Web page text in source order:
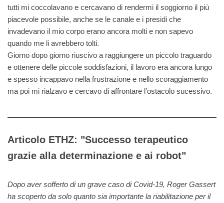
tutti mi coccolavano e cercavano di rendermi il soggiorno il più
piacevole possibile, anche se le canale e i presidi che
invadevano il mio corpo erano ancora molti e non sapevo
quando me li avrebbero tolti.
Giorno dopo giorno riuscivo a raggiungere un piccolo traguardo
e ottenere delle piccole soddisfazioni, il lavoro era ancora lungo
e spesso incappavo nella frustrazione e nello scoraggiamento
ma poi mi rialzavo e cercavo di affrontare l’ostacolo sucessivo.
Articolo ETHZ: "Successo terapeutico
grazie alla determinazione e ai robot"
Dopo aver sofferto di un grave caso di Covid-19, Roger Gassert
ha scoperto da solo quanto sia importante la riabilitazione per il